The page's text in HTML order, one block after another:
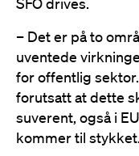
– Det er på to
uventede
for offentlig
forutsatt at dette
suverent, også i
kommer til stykket.